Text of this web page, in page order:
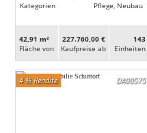
Kategorien
Pflege, Neubau
42,91 m²
Fläche von
227.760,00 €
Kaufpreise ab
143
Ein­heiten
DA00575
4 % Rendite